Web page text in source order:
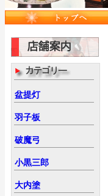
盆提灯
羽子板
破魔弓
小黒三郎
大内塗